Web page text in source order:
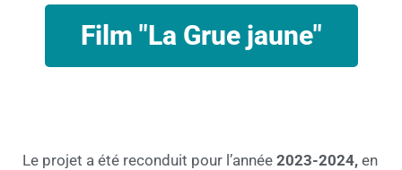
Film "La Grue jaune"
Le projet a été reconduit pour l’année 2023-2024, en